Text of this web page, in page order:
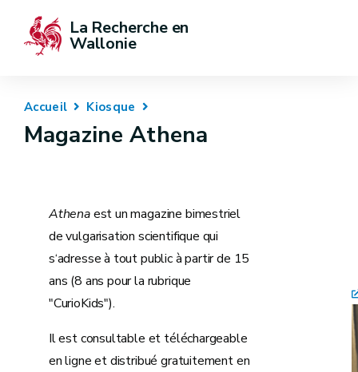
La Recherche en
Wallonie
Accueil Kiosque
Magazine Athena
Athenaest un magazine bimestriel
de vulgarisation scientifique qui
s‘adresse à tout public à partir de 15
ans (8 ans pour la rubrique
"CurioKids").
Il est consultable et téléchargeable
en ligne et distribué gratuitement en